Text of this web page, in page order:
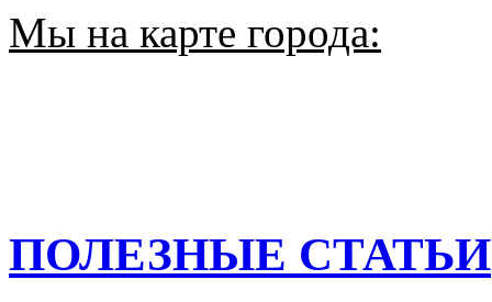
Мы на карте города:
ПОЛЕЗНЫЕ СТАТЬИ